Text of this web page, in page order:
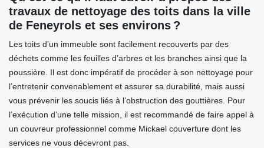
travaux de nettoyage des toits dans la ville
de Feneyrols et ses environs ?
Les toits d’un immeuble sont facilement recouverts par des
déchets comme les feuilles d’arbres et les branches ainsi que la
poussière. Il est donc impératif de procéder à son nettoyage pour
l’entretenir convenablement et assurer sa durabilité, mais aussi
vous prévenir les soucis liés à l’obstruction des gouttières. Pour
l’exécution d’une telle mission, il est recommandé de faire appel à
un couvreur professionnel comme Mickael couverture dont les
services ne vous décevront pas.